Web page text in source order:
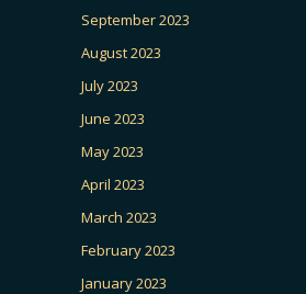
September 2023
August 2023
July 2023
June 2023
May 2023
April 2023
March 2023
February 2023
January 2023